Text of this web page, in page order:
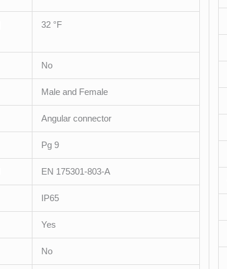
32 °F
No
Male and Female
Angular connector
Pg 9
EN 175301-803-A
IP65
Yes
No